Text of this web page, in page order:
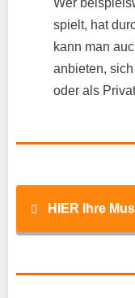
spielt, hat
kann man
anbieten,
oder als
HIER Ihre